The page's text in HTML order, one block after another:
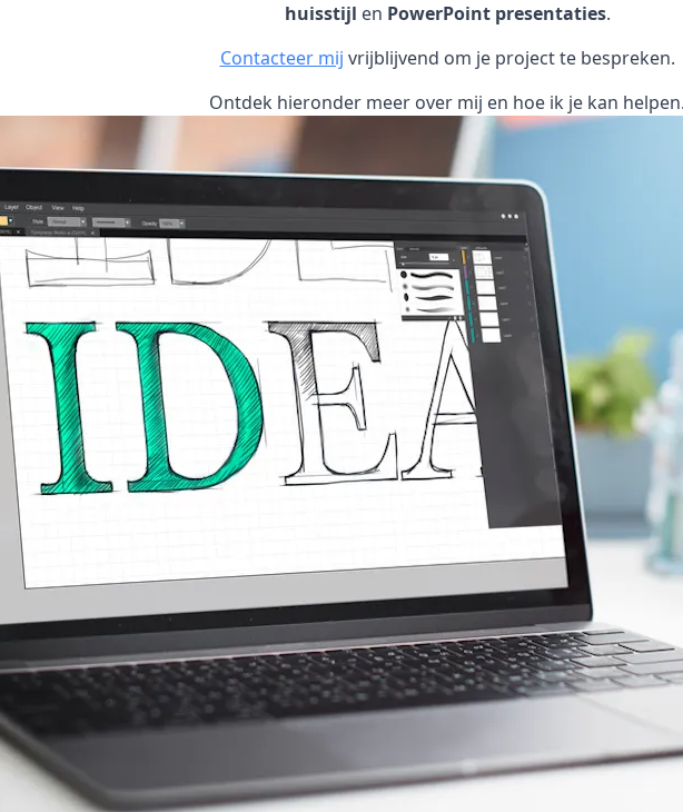
huisstijl en PowerPoint presentaties.
Contacteer mij vrijblijvend om je project te bespreken.
Ontdek hieronder meer over mij en hoe ik je kan helpen.